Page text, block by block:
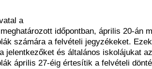
a
időpontban, április 20-án
számára a felvételi jegyzékeket.
jelentkezőket és általános iskolájukat
április 27-éig értesítik a felvételi